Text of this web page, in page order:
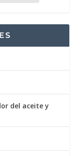
del aceite y